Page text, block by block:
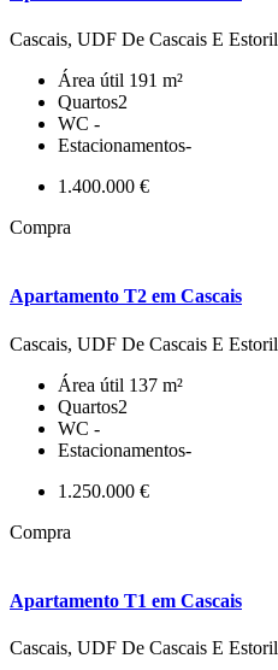
Cascais, UDF De Cascais E Estoril
Área útil 191 m²
Quartos2
WC -
Estacionamentos-
1.400.000 €
Compra
Apartamento T2 em Cascais
Cascais, UDF De Cascais E Estoril
Área útil 137 m²
Quartos2
WC -
Estacionamentos-
1.250.000 €
Compra
Apartamento T1 em Cascais
Cascais, UDF De Cascais E Estoril